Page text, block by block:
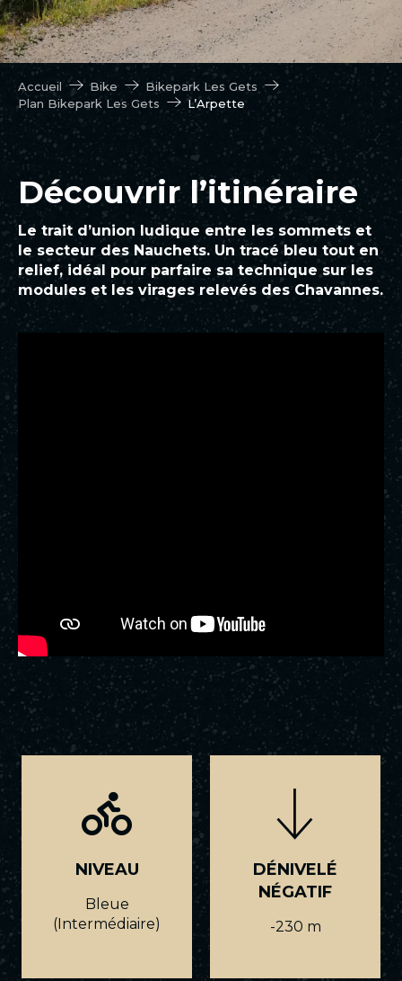
Accueil Bike
Bikepark Les Gets
Plan Bikepark Les Gets
L’Arpette
Découvrir l’itinéraire
Le trait d’union ludique entre les sommets et
le secteur des Nauchets. Un tracé bleu tout en
relief, idéal pour parfaire sa technique sur les
modules et les virages relevés des Chavannes.
NIVEAU
Bleue
(Intermédiaire)
DÉNIVELÉ
NÉGATIF
-230 m